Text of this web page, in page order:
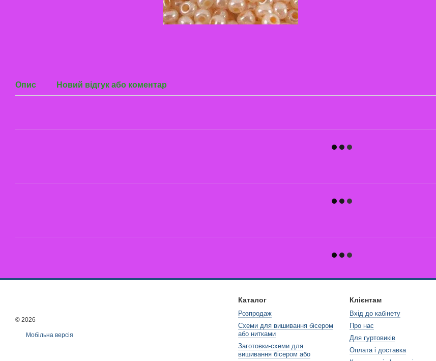
Опис Новий відгук або коментар
© 2026
Мобільна версія
Каталог
Розпродаж
Схеми для вишивання бісером
або нитками
Заготовки-схеми для
вишивання бісером або
Клієнтам
Вхід до кабінету
Про нас
Для гуртовиків
Оплата і доставка